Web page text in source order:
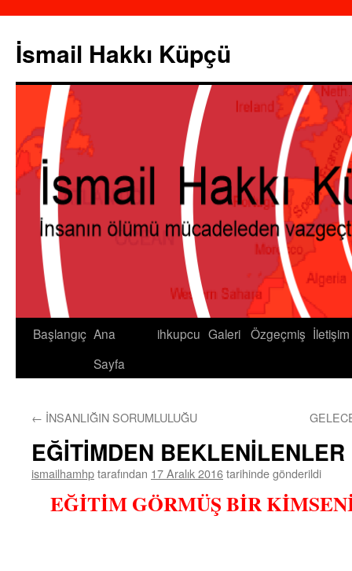
İsmail Hakkı Küpçü
Başlangıç Ana
Sayfa
ihkupcu Galeri Özgeçmiş İletişim
← İNSANLIĞIN SORUMLULUĞU
EĞİTİMDEN BEKLENİLENLER
ismailhamhptarafından 17 Aralık 2016tarihinde gönderildi
EĞİTİM GÖRMÜŞ BİR